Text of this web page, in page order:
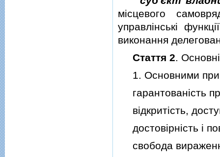
мiсцевого
управлiнськi
виконання
Стаття 2.
1. Основними
гарантованiсть
вiдкритiсть,
достовiрнiсть i
свобода